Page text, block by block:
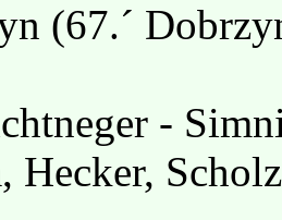
(67.´
-
Hecker,